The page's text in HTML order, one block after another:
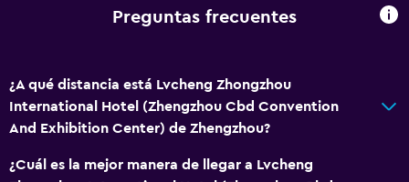
Preguntas frecuentes
¿A qué distancia está Lvcheng Zhongzhou
International Hotel (Zhengzhou Cbd Convention
And Exhibition Center) de Zhengzhou?
¿Cuál es la mejor manera de llegar a Lvcheng